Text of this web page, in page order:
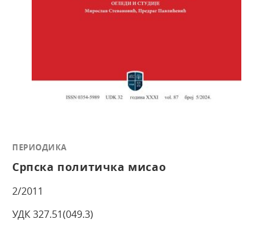
ПЕРИОДИКА
Српска политичка мисао
2/2011
УДК 327.51(049.3)